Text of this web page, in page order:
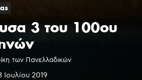
3 του 100ου
των Πανελλαδικών
Ιουλίου 2019